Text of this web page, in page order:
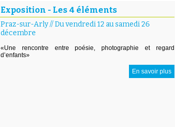
Exposition - Les 4 éléments
Praz-sur-Arly//Du vendredi 12 au samedi 26
décembre
«Une rencontre entre poésie, photographie et regard
d’enfants»
En savoir plus